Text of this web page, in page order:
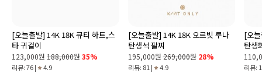
[오늘출발] 14K 18K 큐티 하트,스
타 귀걸이
123,000원 188,000원35%
리뷰: 76 | 4.9
[오늘출발] 14K 18K 오르빗 루나
탄생석 팔찌
195,000원 269,000원 28%
리뷰: 81 | 4.9
[오
탄생
리뷰: